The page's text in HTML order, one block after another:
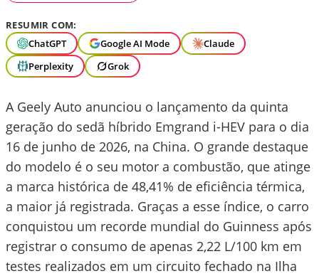
RESUMIR COM:
ChatGPT
Google AI Mode
Claude
Perplexity
Grok
A Geely Auto anunciou o lançamento da quinta
geração do sedã híbrido Emgrand i-HEV para o dia
16 de junho de 2026, na China. O grande destaque
do modelo é o seu motor a combustão, que atinge
a marca histórica de 48,41% de eficiência térmica,
a maior já registrada. Graças a esse índice, o carro
conquistou um recorde mundial do Guinness após
registrar o consumo de apenas 2,22 L/100 km em
testes realizados em um circuito fechado na Ilha